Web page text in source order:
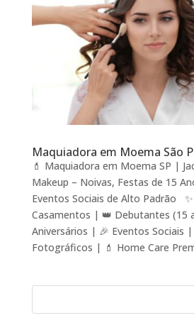
Maquiadora em Moema São
💄 Maquiadora em Moema SP |
Makeup – Noivas, Festas de 15
Eventos Sociais de Alto Padrão
Casamentos | 👑 Debutantes (15
Aniversários | 🎉 Eventos Sociais |
Fotográficos | 💄 Home Care